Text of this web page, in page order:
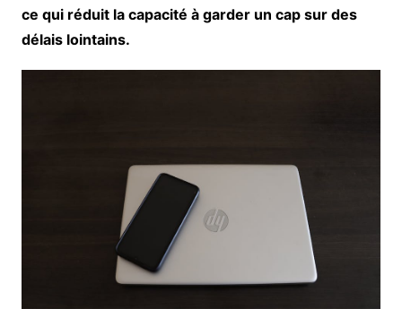
ce qui réduit la capacité à garder un cap sur des
délais lointains.